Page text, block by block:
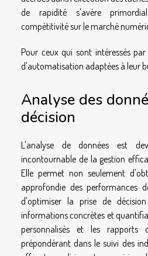
de rapidité s'avère
compétitivité sur le marché
Pour ceux qui sont intéressés
d'automatisation adaptées à leur
Analyse des
décision
L'analyse de données est
incontournable de la gestion
Elle permet non seulement
approfondie des performances
d'optimiser la prise de
informations concrètes et
personnalisés et les rapports
prépondérant dans le suivi des